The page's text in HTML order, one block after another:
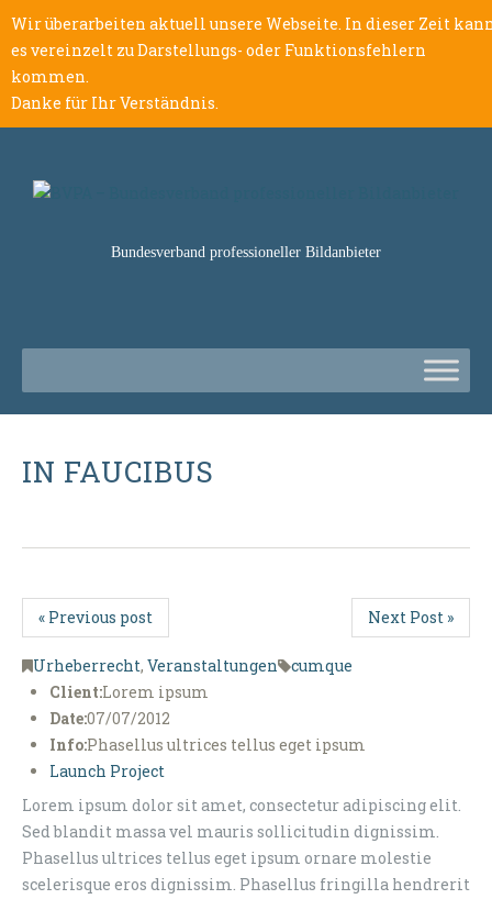
Wir überarbeiten aktuell unsere Webseite. In dieser Zeit
es vereinzelt zu Darstellungs- oder Funktionsfehlern
kommen.
Danke für Ihr Verständnis.
Bundesverband professioneller Bildanbieter
IN FAUCIBUS
« Previous post Next Post »
Urheberrecht, Veranstaltungen
cumque
Client:Lorem ipsum
Date:07/07/2012
Info:Phasellus ultrices tellus eget ipsum
Launch Project
Lorem ipsum dolor sit amet, consectetur adipiscing elit.
Sed blandit massa vel mauris sollicitudin dignissim.
Phasellus ultrices tellus eget ipsum ornare molestie
scelerisque eros dignissim. Phasellus fringilla hendrerit